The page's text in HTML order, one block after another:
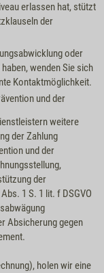
erlassen hat, stützt
der
oder
wenden Sie sich
Kontaktmöglichkeit.
und der
weitere
der Zahlung
und der
der
1 S. 1 lit. f DSGVO
Absicherung gegen
holen wir eine